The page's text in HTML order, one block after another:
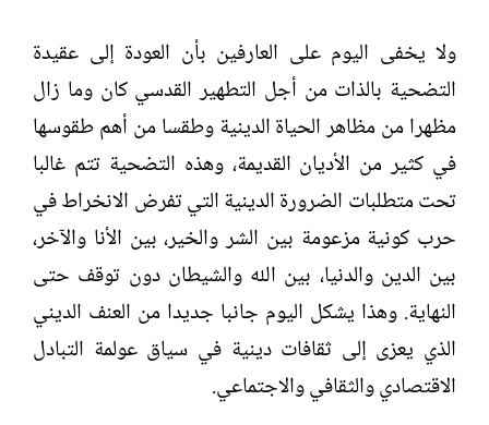
ولا يخفى اليوم على العارفين بأن العودة إلى عقيدة
التضحية بالذات من أجل التطهير القدسي كان وما زال
مظهرا من مظاهر الحياة الدينية وطقسا من أهم طقوسها
في كثير من الأديان القديمة، وهذه التضحية تتم غالبا
تحت متطلبات الضرورة الدينية التي تفرض الانخراط في
حرب كونية مزعومة بين الشر والخير، بين الأنا والآخر،
بين الدين والدنيا، بين الله والشيطان دون توقف حتى
النهاية. وهذا يشكل اليوم جانبا جديدا من العنف الديني
الذي يعزى إلى ثقافات دينية في سياق عولمة التبادل
الاقتصادي والثقافي والاجتماعي.